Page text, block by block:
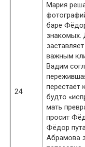
24
Мария
баре
знакомых.
важным
Вадим
перестаёт
будто
мать
просит
Фёдор
Абрамова